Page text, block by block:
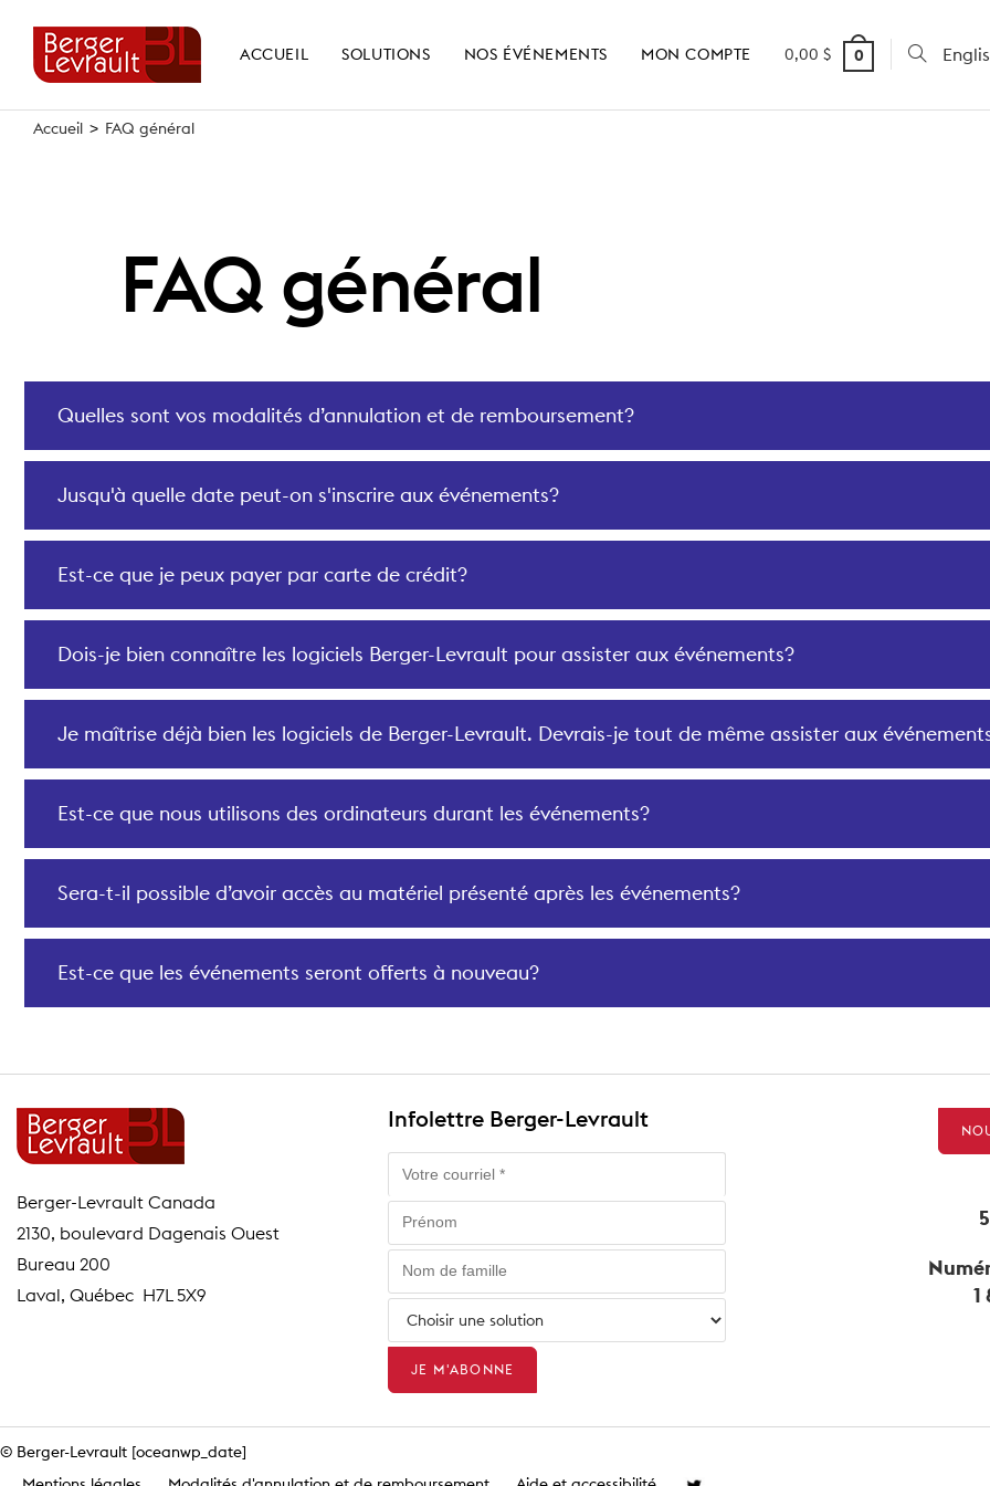
content
ACCUEIL SOLUTIONS NOS ÉVÉNEMENTS MON COMPTE 0,00$ 0
Accueil > FAQ général
FAQ général
Quelles sont vos modalités d’annulation et de remboursement?
Jusqu'à quelle date peut-on s'inscrire aux événements?
Est-ce que je peux payer par carte de crédit?
Dois-je bien connaître les logiciels Berger-Levrault pour assister aux événements?
Je maîtrise déjà bien les logiciels de Berger-Levrault. Devrais-je tout de même assister aux
Est-ce que nous utilisons des ordinateurs durant les événements?
Sera-t-il possible d’avoir accès au matériel présenté après les événements?
Est-ce que les événements seront offerts à nouveau?
Berger-Levrault Canada
2130, boulevard Dagenais Ouest
Bureau 200
Laval, Québec H7L 5X9
Infolettre Berger-Levrault
1
© Berger-Levrault [oceanwp_date]